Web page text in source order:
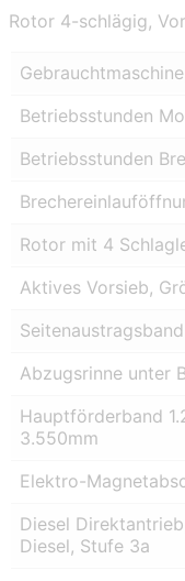
Rotor 4-schlägig,
Betriebsstunden
Betriebsstunden
Rotor mit 4
Aktives Vorsieb,
Abzugsrinne unter
Hauptförderband
3.550mm
Elektro-
Diesel
Diesel, Stufe 3a